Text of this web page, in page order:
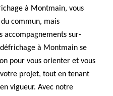
à Montmain, vous
commun, mais
accompagnements sur-
à Montmain se
pour vous orienter et vous
projet, tout en tenant
vigueur. Avec notre